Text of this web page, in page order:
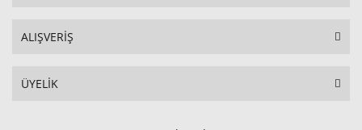
ALIŞVERİŞ
ÜYELİK